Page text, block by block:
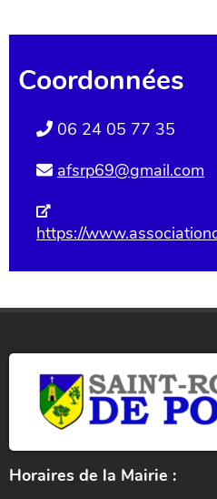
Coordonnées
06 24 05 77 35
afsrp69@gmail.com
https://
Horaires de la Mairie :